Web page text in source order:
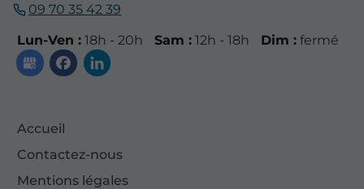
09 70 35 42 39
Lun-Ven : 18h - 20h Sam : 12h - 18h Dim : fermé
Accueil
Contactez-nous
Mentions légales